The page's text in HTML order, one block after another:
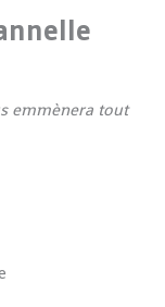
emmènera tout